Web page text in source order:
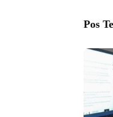
Pos